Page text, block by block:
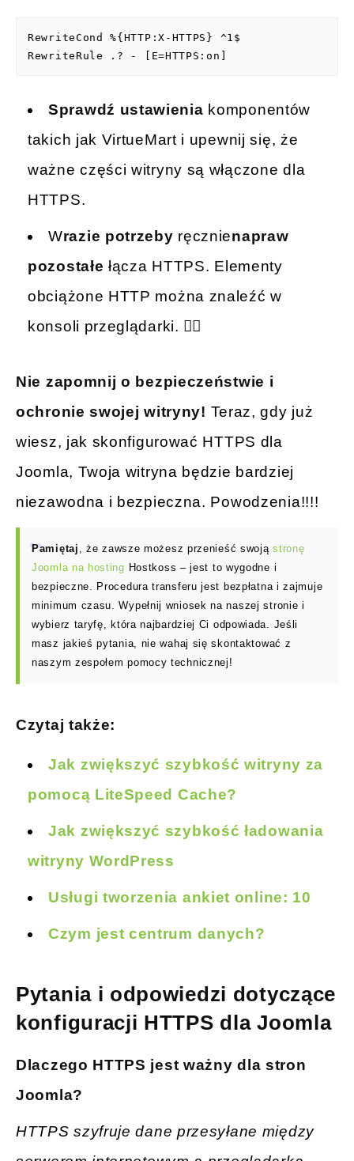
RewriteCond %{HTTP:X-HTTPS} ^1$
RewriteRule .? - [E=HTTPS:on]
Sprawdź ustawienia komponentów
takich jak VirtueMart i upewnij się, że
ważne części witryny są włączone dla
HTTPS.
Wrazie potrzeby ręcznienapraw
pozostałe łącza HTTPS. Elementy
obciążone HTTP można znaleźć w
konsoli przeglądarki. 🕵️‍♀️
Nie zapomnij o bezpieczeństwie i
ochronie swojej witryny! Teraz, gdy już
wiesz, jak skonfigurować HTTPS dla
Joomla, Twoja witryna będzie bardziej
niezawodna i bezpieczna. Powodzenia!!!!
Pamiętaj , że zawsze możesz przenieść swoją stronę
Joomla na hosting Hostkoss – jest to wygodne i
bezpieczne. Procedura transferu jest bezpłatna i zajmuje
minimum czasu. Wypełnij wniosek na naszej stronie i
wybierz taryfę, która najbardziej Ci odpowiada. Jeśli
masz jakieś pytania, nie wahaj się skontaktować z
naszym zespołem pomocy technicznej!
Czytaj także:
Jak zwiększyć szybkość witryny za
pomocą LiteSpeed Cache?
Jak zwiększyć szybkość ładowania
witryny WordPress
Usługi tworzenia ankiet online: 10
Czym jest centrum danych?
Pytania i odpowiedzi dotyczące
konfiguracji HTTPS dla Joomla
Dlaczego HTTPS jest ważny dla stron
Joomla?
HTTPS szyfruje dane przesyłane między